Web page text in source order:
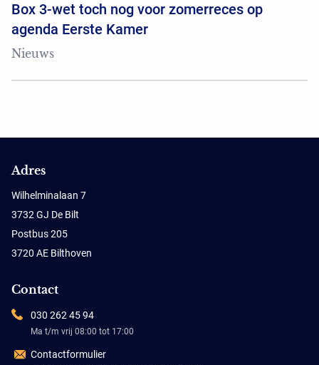
Box 3-wet toch nog voor zomerreces op
agenda Eerste Kamer
Nieuws
Adres
Wilhelminalaan 7
3732 GJ De Bilt
Postbus 205
3720 AE Bilthoven
Contact
030 262 45 94
Ma t/m vrij 08:00 tot 17:00
Contactformulier